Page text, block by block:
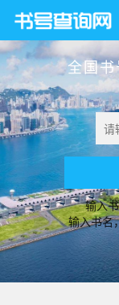
全国
输入
输入书名